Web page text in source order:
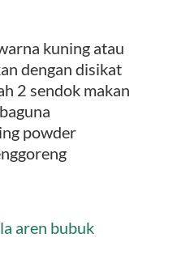
kuning atau
dengan disikat
2 sendok makan
powder
aren bubuk